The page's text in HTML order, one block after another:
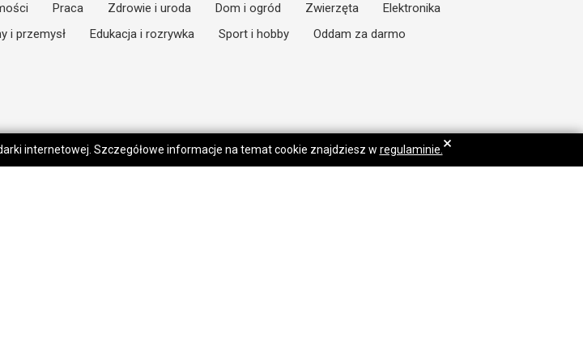
Praca Zdrowie i uroda Dom i ogród Zwierzęta
Elektronika
i przemysł Edukacja i rozrywka Sport i hobby
Oddam za darmo
internetowej. Szczegółowe informacje na temat cookie znajdziesz w regulaminie. ×